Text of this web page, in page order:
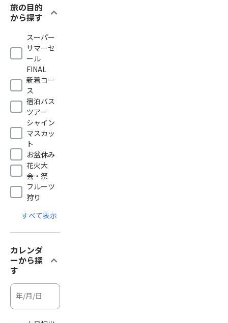
旅の目的
から探す
expand_more
スーパー
サマーセ
ール
FINAL
新着コー
ス
宿泊バス
ツアー
シャイン
マスカッ
ト
お盆休み
花火大
会・祭
フルーツ
狩り
すべて表示
カレンダ
ーから探
す
expand_more